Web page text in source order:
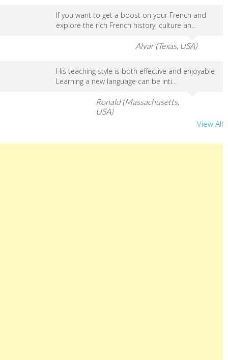
If you want to get a boost on your French and
explore the rich French history, culture an...
Alvar (Texas, USA)
His teaching style is both effective and enjoyable
Learning a new language can be inti...
Ronald (Massachusetts,
USA)
View All